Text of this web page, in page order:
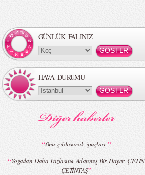
GÜNLÜK FALINIZ
HAVA DURUMU
“Onu çıldırtacak ipuçları ”
“Yogadan Daha Fazlasına Adanmış Bir Hayat: ÇETİN
ÇETİNTAŞ”